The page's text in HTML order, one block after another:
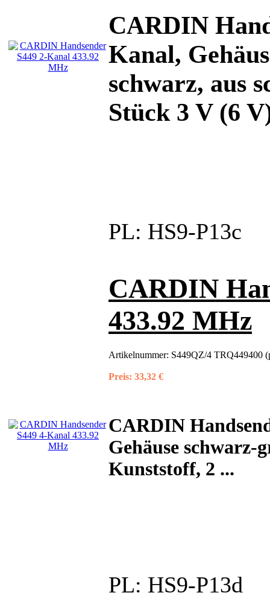
CARDIN
Kanal,
schwarz, aus
Stück 3 V (6
PL: HS9-P13c
CARDIN
433.92 MHz
Artikelnummer: S449QZ/4 TRQ449400
Preis: 33,32 €
CARDIN
Gehäuse schwarz-
Kunststoff, 2 ...
PL: HS9-P13d